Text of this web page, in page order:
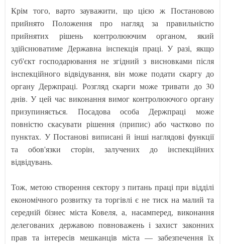
Крім того, варто зауважити, що цією ж Постановою
прийнято Положення про нагляд за правильністю
прийнятих рішень контролюючим органом, який
здійснюватиме Державна інспекція праці. У разі, якщо
суб'єкт господарювання не згідний з висновками після
інспекційного відвідування, він може подати скаргу до
органу Держпраці. Розгляд скарги може тривати до 30
днів. У цей час виконання вимог контролюючого органу
призупиняється. Посадова особа Держпраці може
повністю скасувати рішення (припис) або частково по
пунктах. У Постанові виписані й інші наглядові функції
та обов'язки сторін, залучених до інспекційних
відвідувань.
Тож, метою створення сектору з питань праці при відділі
економічного розвитку та торгівлі є не тиск на малий та
середній бізнес міста Ковеля, а, насамперед, виконання
делегованих державою повноважень і захист законних
прав та інтересів мешканців міста — забезпечення їх